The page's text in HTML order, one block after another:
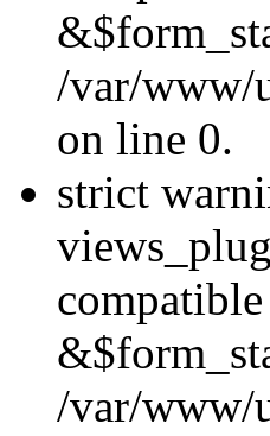
/var/www/
on line 0.
strict
/var/www/